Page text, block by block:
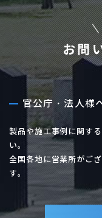
お問
官公庁・法人様
製品や施工事例に関す
い。
全国各地に営業所がご
す。